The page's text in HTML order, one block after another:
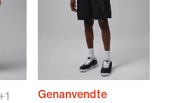
Genanvendte